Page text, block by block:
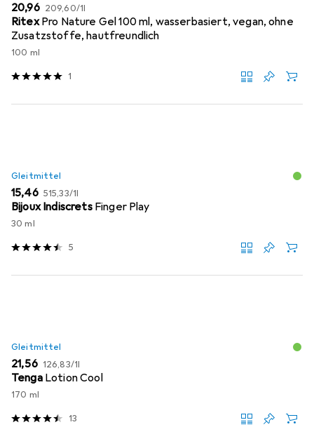
EUR
20,96 EUR
209,60/1l
Ritex Pro Nature Gel 100 ml, wasserbasiert, vegan, ohne
Zusatzstoffe, hautfreundlich
100 ml
1
Gleitmittel
EUR
15,46 EUR
515,33/1l
Bijoux Indiscrets Finger Play
30 ml
5
Gleitmittel
EUR
21,56 EUR
126,83/1l
Tenga Lotion Cool
170 ml
13